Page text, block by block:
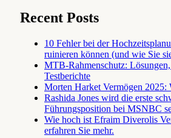
Recent Posts
10 Fehler bei der
ruinieren können (und wie Sie
MTB-Rahmenschutz:
Testberichte
Morten Harket Vermögen 2025:
Rashida Jones wird die erste
Führungsposition bei MSNBC
Wie hoch ist Efraim Diverolis
erfahren Sie mehr.